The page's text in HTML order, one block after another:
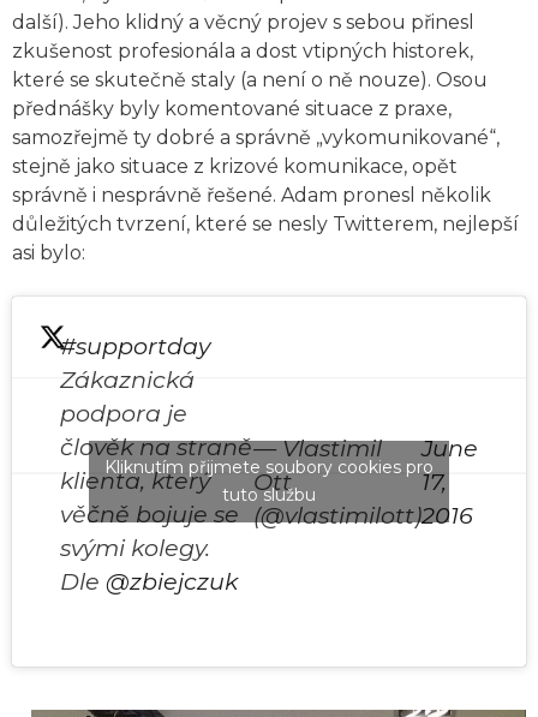
další). Jeho klidný a věcný projev s sebou přinesl
zkušenost profesionála a dost vtipných historek,
které se skutečně staly (a není o ně nouze). Osou
přednášky byly komentované situace z praxe,
samozřejmě ty dobré a správně „vykomunikované“,
stejně jako situace z krizové komunikace, opět
správně i nesprávně řešené. Adam pronesl několik
důležitých tvrzení, které se nesly Twitterem, nejlepší
asi bylo:
#supportday
Zákaznická
podpora je
člověk na straně
klienta, který
věčně bojuje se
svými kolegy.
Dle @zbiejczuk
— Vlastimil
Ott
(@vlastimilott)
June
17,
2016
Kliknutím přijmete soubory cookies pro
tuto službu